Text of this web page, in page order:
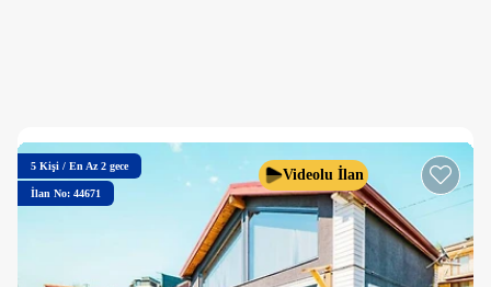
5 Kişi / En Az 2 gece
İlan No: 44671
Videolu İlan